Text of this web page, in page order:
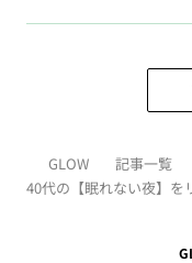
GLOW 記事一覧
40代の【眠れない夜】